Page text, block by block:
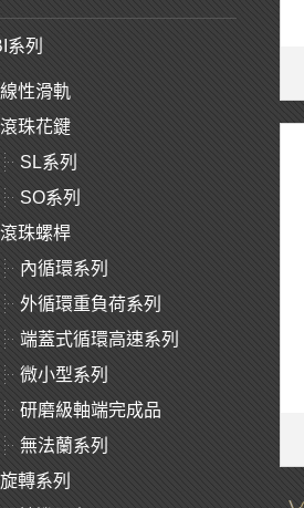
系列
線性滑軌
滾珠花鍵
SL系列
SO系列
滾珠螺桿
內循環系列
外循環重負荷系列
端蓋式循環高速系列
微小型系列
研磨級軸端完成品
無法蘭系列
旋轉系列